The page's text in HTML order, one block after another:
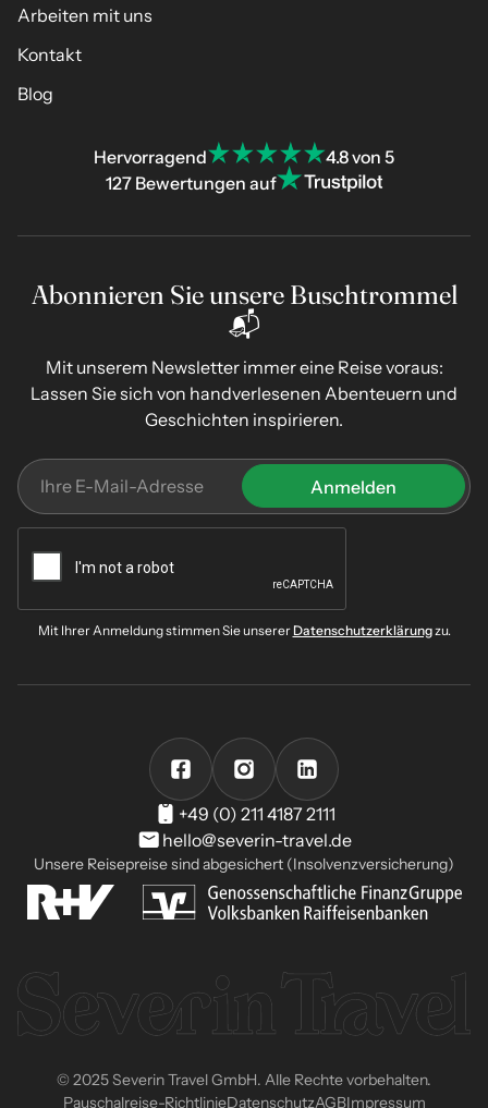
Arbeiten mit uns
Kontakt
Blog
Hervorragend
4.8 von 5
127 Bewertungen auf
Abonnieren Sie unsere Buschtrommel
📬
Mit unserem Newsletter immer eine Reise voraus:
Lassen Sie sich von handverlesenen Abenteuern und
Geschichten inspirieren.
Mit Ihrer Anmeldung stimmen Sie unsererDatenschutzerklärungzu.
+49 (0) 211 4187 2111
hello@severin-travel.de
Unsere Reisepreise sind abgesichert (Insolvenzversicherung)
© 2025 Severin Travel GmbH. Alle Rechte vorbehalten.
Pauschalreise-RichtlinieDatenschutzAGBImpressum